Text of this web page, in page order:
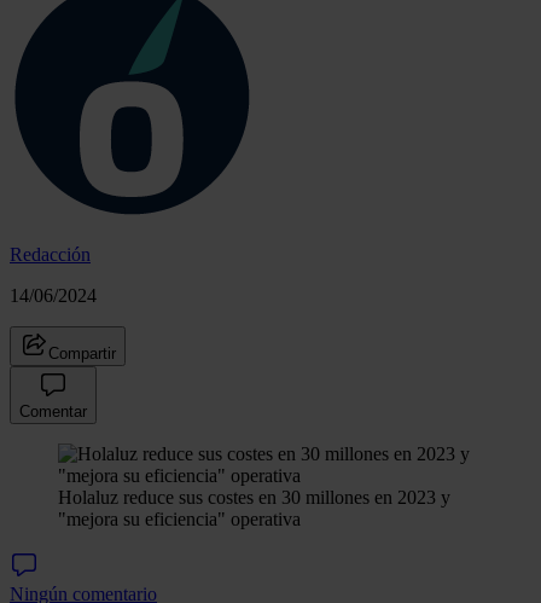
Redacción
14/06/2024
Compartir
Comentar
Holaluz reduce sus costes en 30 millones en 2023 y
"mejora su eficiencia" operativa
Ningún comentario